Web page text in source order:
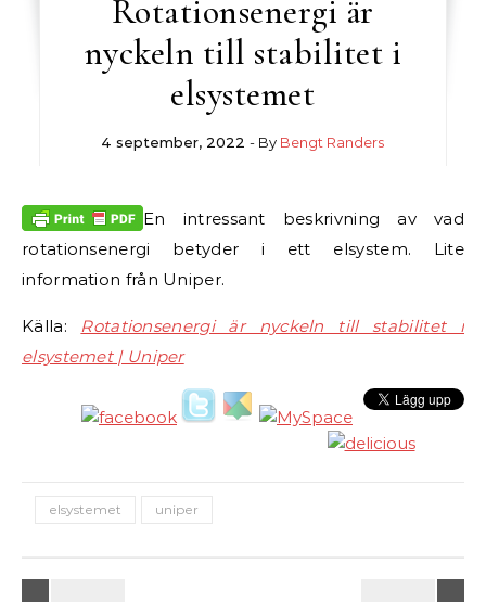
Rotationsenergi är
nyckeln till stabilitet i
elsystemet
4 september, 2022 - By Bengt Randers
En intressant beskrivning av vad
rotationsenergi betyder i ett elsystem. Lite
information från Uniper.
Källa: Rotationsenergi är nyckeln till stabilitet i
elsystemet | Uniper
elsystemet uniper